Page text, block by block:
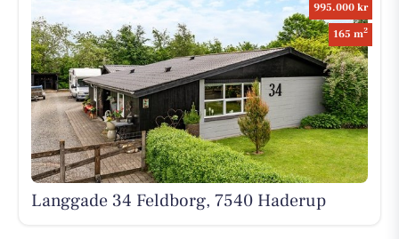
995.000 kr
165 m2
Langgade 34 Feldborg, 7540 Haderup